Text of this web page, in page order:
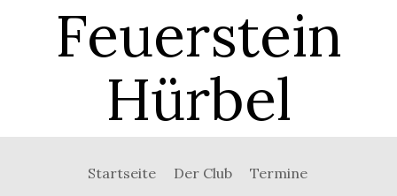
Feuerstein
Hürbel
Startseite Der Club Termine